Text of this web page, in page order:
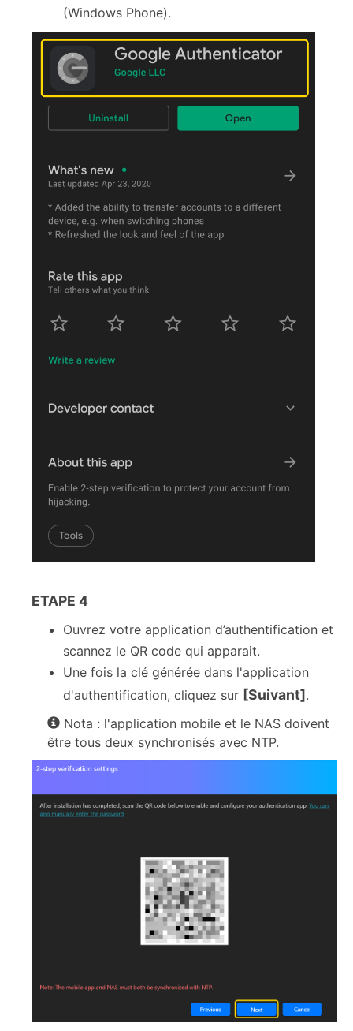
(Windows Phone).
ETAPE 4
Ouvrez votre application d’authentification et
scannez le QR code qui apparait.
Une fois la clé générée dans l'application
d'authentification, cliquez sur [Suivant].
Nota : l'application mobile et le NAS doivent
être tous deux synchronisés avec NTP.